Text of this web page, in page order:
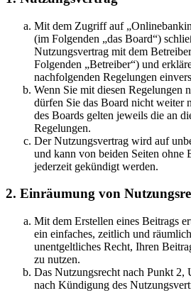
Mit dem Zugriff auf
(im Folgenden „das Board“)
Nutzungsvertrag mit dem
Folgenden „Betreiber“) und
nachfolgenden Regelungen
Wenn Sie mit diesen Regelungen
dürfen Sie das Board nicht weiter
des Boards gelten jeweils die an
Regelungen.
Der Nutzungsvertrag wird auf
und kann von beiden Seiten ohne
jederzeit gekündigt werden.
2. Einräumung von
Mit dem Erstellen eines Beitrags
ein einfaches, zeitlich und
unentgeltliches Recht, Ihren
zu nutzen.
Das Nutzungsrecht nach Punkt 2,
nach Kündigung des